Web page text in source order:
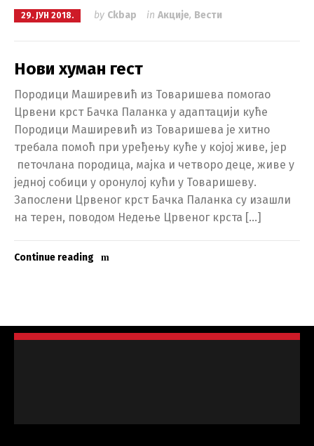
29. ЈУН 2018. by Ckbap in Акције, Вести
Нови хуман гест
Породици Маширевић из Товаришева помогао
Црвени крст Бачка Паланка у адаптацији куће
Породици Маширевић из Товаришева је хитно
требала помоћ при уређењу куће у којој живе, јер
петочлана породица, мајка и четворо деце, живе у
једној собици у оронулој кући у Товаришеву.
Запослени Црвеног крст Бачка Паланка су изашли
на терен, поводом Недење Црвеног крста […]
Continue reading